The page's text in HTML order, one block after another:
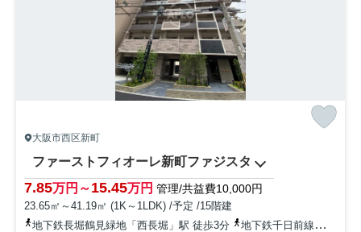
大阪市西区新町
ファーストフィオーレ新町ファジスタ
7.85万円～15.45万円 管理/共益費10,000円
23.65㎡～41.19㎡ (1K～1LDK) /予定 /15階建
地下鉄長堀鶴見緑地「西長堀」駅 徒歩3分
地下鉄千日前線「阿波座」駅 徒歩7分